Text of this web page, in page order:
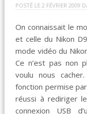
POSTÉ LE 2 FÉVRIER 2009
On connaissait le
et celle du Nikon
mode vidéo du
Ce n’est pas non
voulu nous
fonction permise
réussi à rediriger
connexion USB